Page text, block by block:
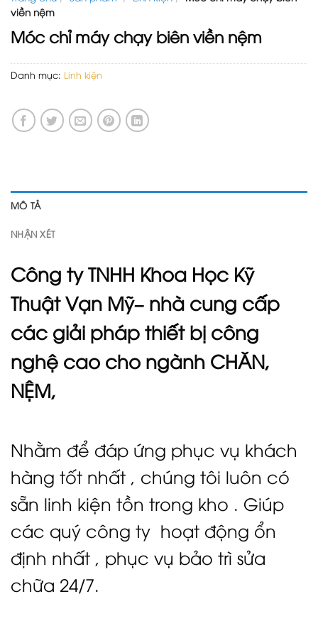
viền nệm
Móc chỉ máy chạy biên viền nệm
Danh mục: Linh kiện
MÔ TẢ
NHẬN XÉT
Công ty TNHH Khoa Học Kỹ
Thuật Vạn Mỹ– nhà cung cấp
các giải pháp thiết bị công
nghệ cao cho ngành CHĂN,
NỆM,
Nhằm để đáp ứng phục vụ khách
hàng tốt nhất , chúng tôi luôn có
sẵn linh kiện tồn trong kho . Giúp
các quý công ty hoạt động ổn
định nhất , phục vụ bảo trì sửa
chữa 24/7.